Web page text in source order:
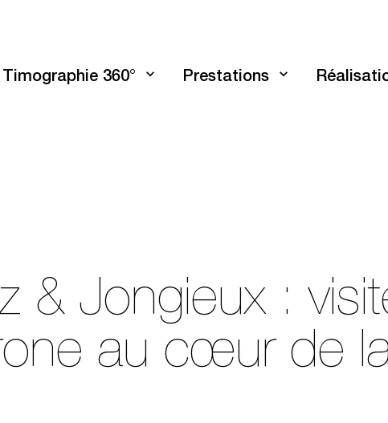
Timographie 360° Prestations
& Jongieux :
au cœur de